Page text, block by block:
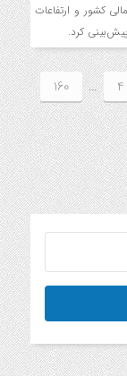
برای ۶ استان نوار شمالی کشور و ارتفاعات
کرد.
4
…
160